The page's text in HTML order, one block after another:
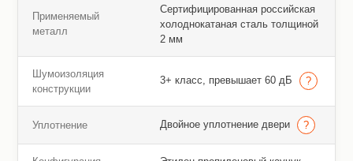
Применяемый
металл
Сертифицированная российская
холоднокатаная сталь толщиной
2 мм
Шумоизоляция
конструкции
3+ класс, превышает 60 дБ
Уплотнение Двойное уплотнение двери